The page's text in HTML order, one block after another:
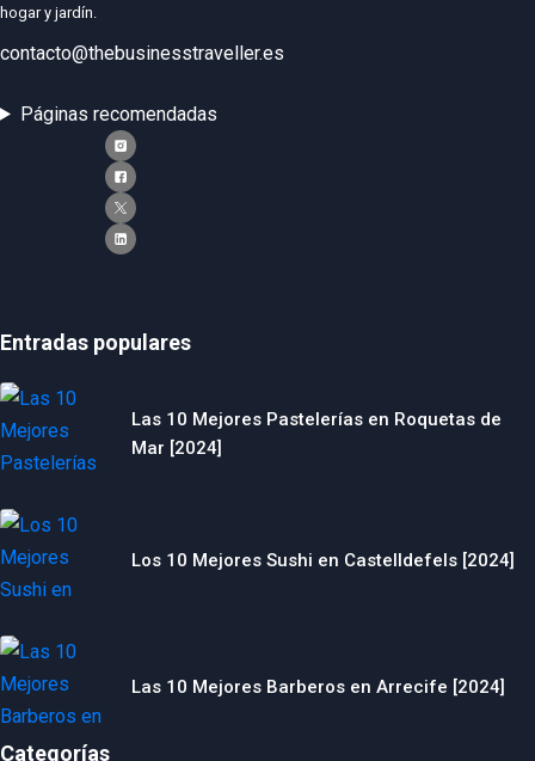
hogar y jardín.
contacto@thebusinesstraveller.es
Páginas recomendadas
Entradas populares
Las 10 Mejores Pastelerías en Roquetas de
Mar [2024]
Los 10 Mejores Sushi en Castelldefels [2024]
Las 10 Mejores Barberos en Arrecife [2024]
Categorías